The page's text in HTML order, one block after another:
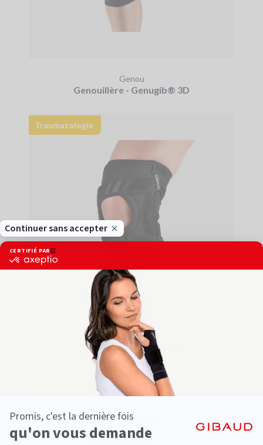
Genou
Genouillère - Genugib® 3D
Traumatologie
Genou
Genouillère - Genugib® Patella